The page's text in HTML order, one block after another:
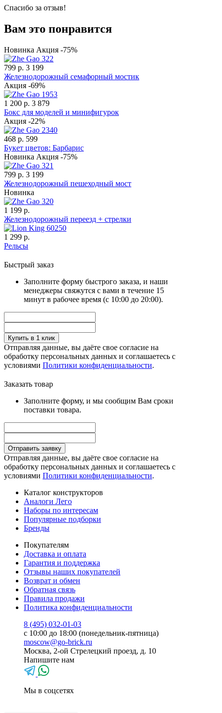
Спасибо за отзыв!
Вам это понравится
Новинка Акция -75%
799 р. 3 199
Железнодорожный семафорный мостик
Акция -69%
1 200 р. 3 879
Бокс для моделей и минифигурок
Акция -22%
468 р. 599
Букет цветов: Барбарис
Новинка Акция -75%
799 р. 3 199
Железнодорожный пешеходный мост
Новинка
1 199 р.
Железнодорожный переезд + стрелки
1 299 р.
Рельсы
Быстрый заказ
Заполните форму быстрого заказа, и наши
менеджеры свяжутся с вами в течение 15
минут в рабочее время (с 10:00 до 20:00).
Купить в 1 клик
Отправляя данные, вы даёте свое согласие на
обработку персональных данных и соглашаетесь с
условиями Политики конфиденциальности.
Заказать товар
Заполните форму, и мы сообщим Вам сроки
поставки товара.
Отправить заявку
Отправляя данные, вы даёте свое согласие на
обработку персональных данных и соглашаетесь с
условиями Политики конфиденциальности.
Каталог конструкторов
Аналоги Лего
Наборы по интересам
Популярные подборки
Бренды
Покупателям
Доставка и оплата
Гарантия и поддержка
Отзывы наших покупателей
Возврат и обмен
Обратная связь
Правила продажи
Политика конфиденциальности
8 (495) 032-01-03
с 10:00 до 18:00 (понедельник-пятница)
moscow@go-brick.ru
Москва, 2-ой Стрелецкий проезд, д. 10
Напишите нам
Мы в соцсетях